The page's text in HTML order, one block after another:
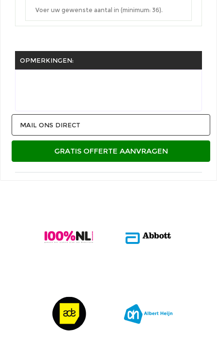
OPMERKINGEN:
MAIL ONS DIRECT
GRATIS OFFERTE AANVRAGEN